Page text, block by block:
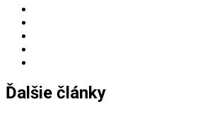
Ďalšie články